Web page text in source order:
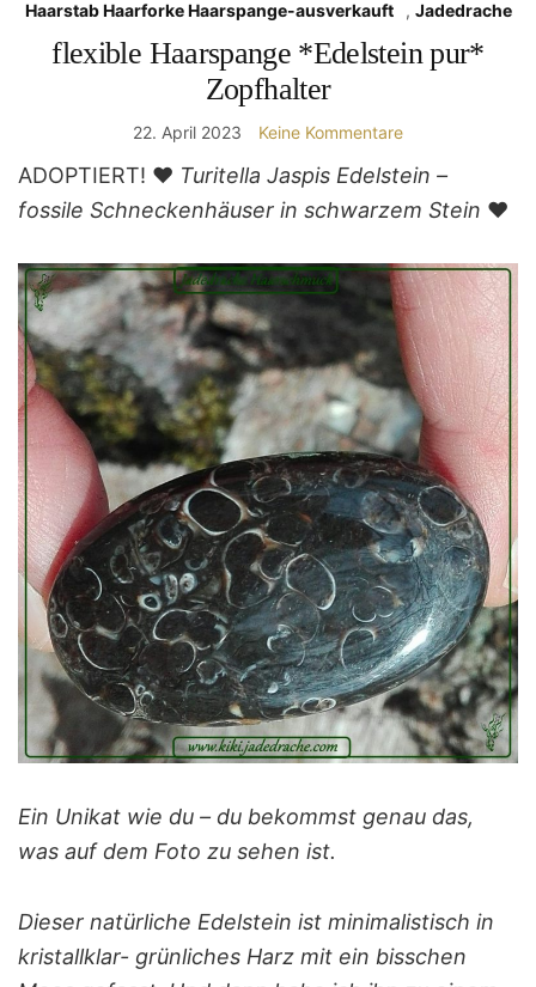
Haarstab Haarforke Haarspange-ausverkauft , Jadedrache
flexible Haarspange *Edelstein pur*
Zopfhalter
22. April 2023 Keine Kommentare
ADOPTIERT! ❤ Turitella Jaspis Edelstein –
fossile Schneckenhäuser in schwarzem Stein ❤
Ein Unikat wie du – du bekommst genau das,
was auf dem Foto zu sehen ist.
Dieser natürliche Edelstein ist minimalistisch in
kristallklar- grünliches Harz mit ein bisschen